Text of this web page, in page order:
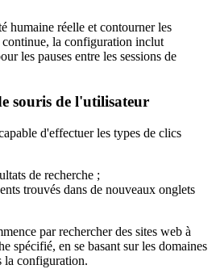
humaine réelle et contourner les
continue, la configuration inclut
les pauses entre les sessions de
souris de l'utilisateur
d'effectuer les types de clics
de recherche ;
trouvés dans de nouveaux onglets
par rechercher des sites web à
spécifié, en se basant sur les domaines
la configuration.